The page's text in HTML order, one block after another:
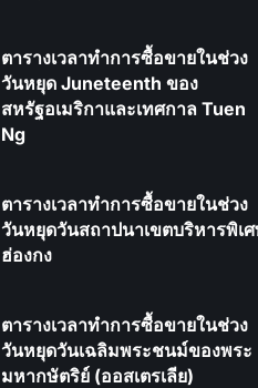
ตารางเวลาทำการซื้อขายในช่วง
วันหยุด Juneteenth ของ
สหรัฐอเมริกาและเทศกาล Tuen
Ng
ตารางเวลาทำการซื้อขายในช่วง
วันหยุดวันสถาปนาเขตบริหารพิเ
ฮ่องกง
ตารางเวลาทำการซื้อขายในช่วง
วันหยุดวันเฉลิมพระชนม์ของพระ
มหากษัตริย์ (ออสเตรเลีย)